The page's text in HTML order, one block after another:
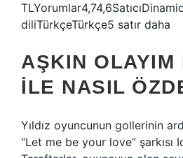
diliTürkçeTürkçe5 satır daha
AŞKIN OLAYIM
ILE NASIL
Yıldız oyuncunun gollerinin
“Let me be your love” şarkısı